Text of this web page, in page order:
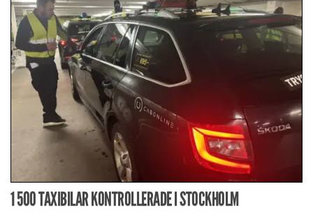
1 500 TAXIBILAR KONTROLLERADE I STOCKHOLM